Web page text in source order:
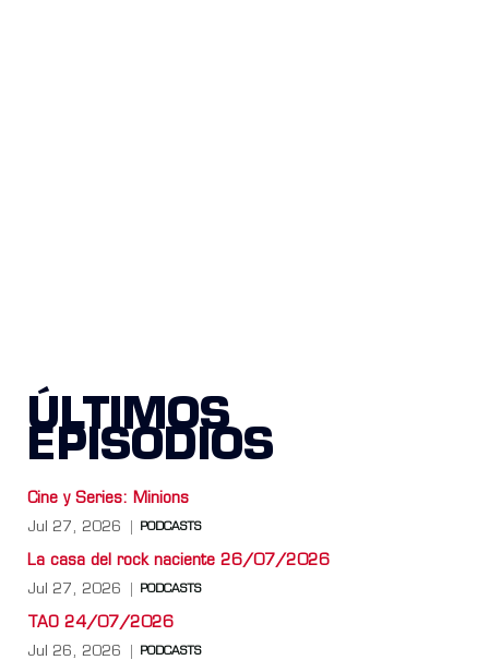
ÚLTIMOS
EPISODIOS
Cine y Series: Minions
Jul 27, 2026 PODCASTS
La casa del rock naciente 26/07/2026
Jul 27, 2026 PODCASTS
TAO 24/07/2026
Jul 26, 2026 PODCASTS